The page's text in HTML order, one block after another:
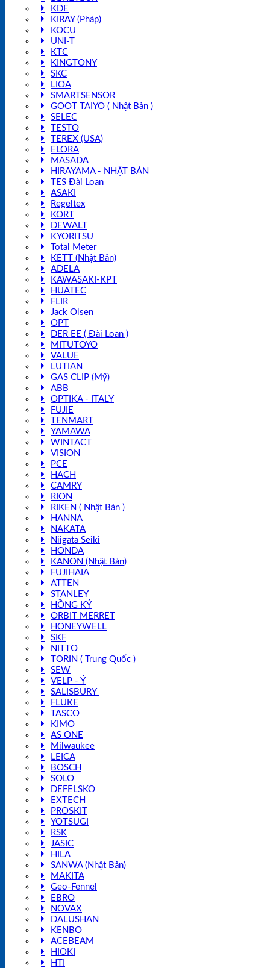
KDE
KIRAY (Pháp)
KOCU
UNI-T
KTC
KINGTONY
SKC
LIOA
SMARTSENSOR
GOOT TAIYO ( Nhật Bản )
SELEC
TESTO
TEREX (USA)
ELORA
MASADA
HIRAYAMA - NHẬT BẢN
TES Đài Loan
ASAKI
Regeltex
KORT
DEWALT
KYORITSU
Total Meter
KETT (Nhật Bản)
ADELA
KAWASAKI-KPT
HUATEC
FLIR
Jack Olsen
OPT
DER EE ( Đài Loan )
MITUTOYO
VALUE
LUTIAN
GAS CLIP (Mỹ)
ABB
OPTIKA - ITALY
FUJIE
TENMART
YAMAWA
WINTACT
VISION
PCE
HACH
CAMRY
RION
RIKEN ( Nhật Bản )
HANNA
NAKATA
Niigata Seiki
HONDA
KANON (Nhật Bản)
FUJIHAIA
ATTEN
STANLEY
HỒNG KÝ
ORBIT MERRET
HONEYWELL
SKF
NITTO
TORIN ( Trung Quốc )
SEW
VELP - Ý
SALISBURY
FLUKE
TASCO
KIMO
AS ONE
Milwaukee
LEICA
BOSCH
SOLO
DEFELSKO
EXTECH
PROSKIT
YOTSUGI
RSK
JASIC
HILA
SANWA (Nhật Bản)
MAKITA
Geo-Fennel
EBRO
NOVAX
DALUSHAN
KENBO
ACEBEAM
HIOKI
HTI